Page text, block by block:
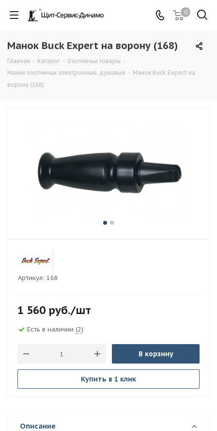
0
Манок Buck Expert на ворону (168)
Главная - Каталог - Охотничьи товары -
Манки охотничьи электронные, духовые - Манок Buck Expert на
ворону (168)
Артикул: 168
1 560 руб./шт
Есть в наличии (2)
В корзину
Купить в 1 клик
Описание